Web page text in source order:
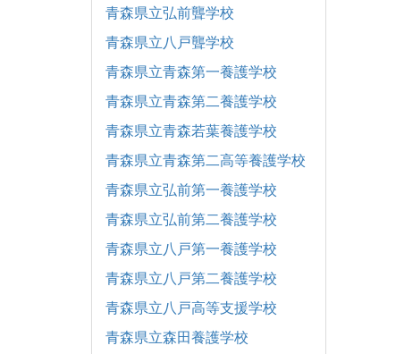
青森県立弘前聾学校
青森県立八戸聾学校
青森県立青森第一養護学校
青森県立青森第二養護学校
青森県立青森若葉養護学校
青森県立青森第二高等養護学校
青森県立弘前第一養護学校
青森県立弘前第二養護学校
青森県立八戸第一養護学校
青森県立八戸第二養護学校
青森県立八戸高等支援学校
青森県立森田養護学校